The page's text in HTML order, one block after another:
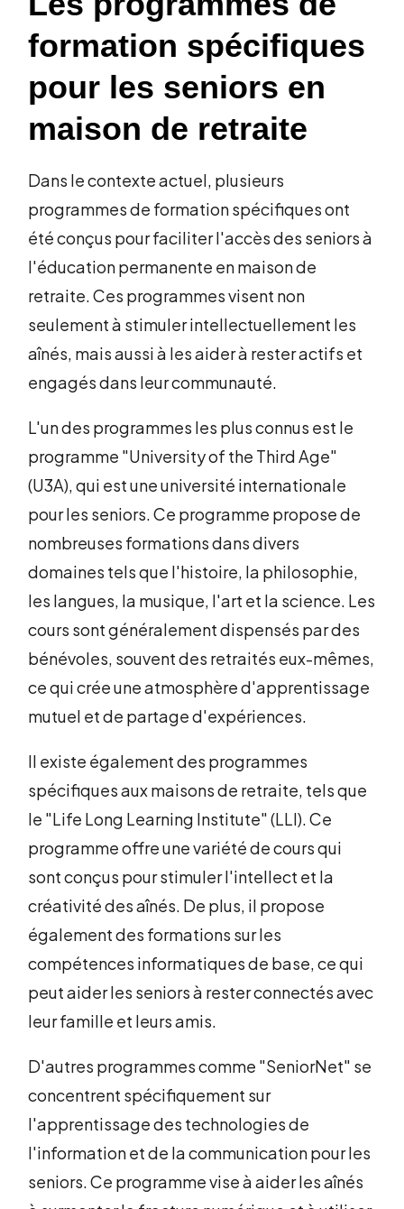
formation spécifiques
pour les seniors en
maison de retraite
Dans le contexte actuel, plusieurs
programmes de formation spécifiques ont
été conçus pour faciliter l'accès des seniors à
l'éducation permanente en maison de
retraite. Ces programmes visent non
seulement à stimuler intellectuellement les
aînés, mais aussi à les aider à rester actifs et
engagés dans leur communauté.
L'un des programmes les plus connus est le
programme "University of the Third Age"
(U3A), qui est une université internationale
pour les seniors. Ce programme propose de
nombreuses formations dans divers
domaines tels que l'histoire, la philosophie,
les langues, la musique, l'art et la science. Les
cours sont généralement dispensés par des
bénévoles, souvent des retraités eux-mêmes,
ce qui crée une atmosphère d'apprentissage
mutuel et de partage d'expériences.
Il existe également des programmes
spécifiques aux maisons de retraite, tels que
le "Life Long Learning Institute" (LLI). Ce
programme offre une variété de cours qui
sont conçus pour stimuler l'intellect et la
créativité des aînés. De plus, il propose
également des formations sur les
compétences informatiques de base, ce qui
peut aider les seniors à rester connectés avec
leur famille et leurs amis.
D'autres programmes comme "SeniorNet" se
concentrent spécifiquement sur
l'apprentissage des technologies de
l'information et de la communication pour les
seniors. Ce programme vise à aider les aînés